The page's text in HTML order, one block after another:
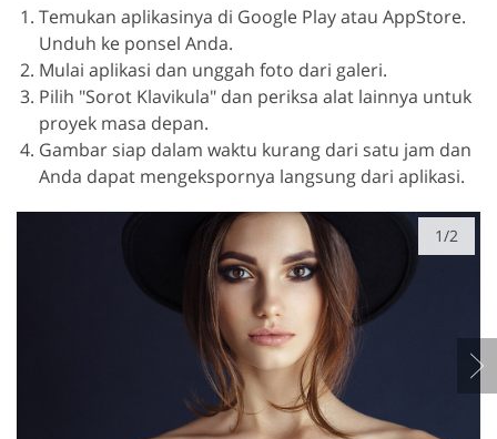
Temukan aplikasinya di Google Play atau AppStore.
Unduh ke ponsel Anda.
Mulai aplikasi dan unggah foto dari galeri.
Pilih "Sorot Klavikula" dan periksa alat lainnya untuk
proyek masa depan.
Gambar siap dalam waktu kurang dari satu jam dan
Anda dapat mengekspornya langsung dari aplikasi.
1/2